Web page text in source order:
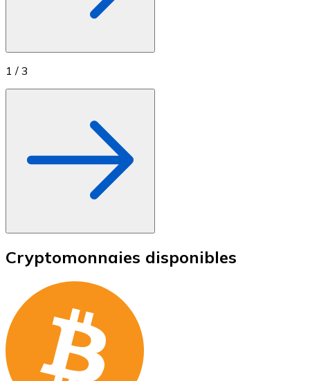
1 / 3
Cryptomonnaies disponibles